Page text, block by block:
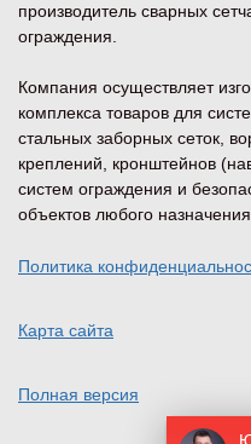
производитель сварных
ограждения.
Компания осуществляет
комплекса товаров для
стальных заборных сеток,
креплений, кронштейнов
систем ограждения и
объектов любого
Политика
Карта сайта
Полная версия